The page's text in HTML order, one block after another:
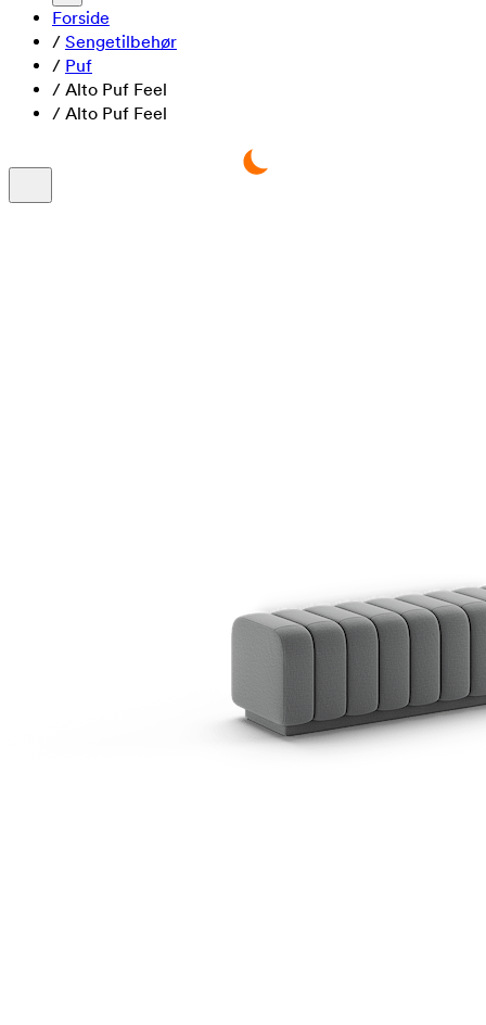
Forside
/ Sengetilbehør
/ Puf
/ Alto Puf Feel
/ Alto Puf Feel